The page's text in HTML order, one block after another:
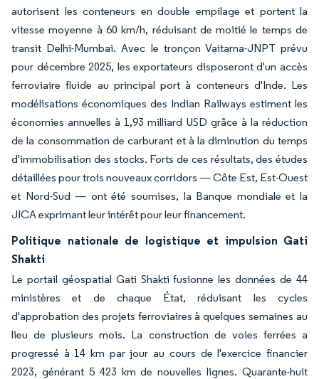
autorisent les conteneurs en double empilage et portent la
vitesse moyenne à 60 km/h, réduisant de moitié le temps de
transit Delhi-Mumbai. Avec le tronçon Vaitarna-JNPT prévu
pour décembre 2025, les exportateurs disposeront d'un accès
ferroviaire fluide au principal port à conteneurs d'Inde. Les
modélisations économiques des Indian Railways estiment les
économies annuelles à 1,93 milliard USD grâce à la réduction
de la consommation de carburant et à la diminution du temps
d'immobilisation des stocks. Forts de ces résultats, des études
détaillées pour trois nouveaux corridors — Côte Est, Est-Ouest
et Nord-Sud — ont été soumises, la Banque mondiale et la
JICA exprimant leur intérêt pour leur financement.
Politique nationale de logistique et impulsion Gati
Shakti
Le portail géospatial Gati Shakti fusionne les données de 44
ministères et de chaque État, réduisant les cycles
d'approbation des projets ferroviaires à quelques semaines au
lieu de plusieurs mois. La construction de voies ferrées a
progressé à 14 km par jour au cours de l'exercice financier
2023, générant 5 423 km de nouvelles lignes. Quarante-huit